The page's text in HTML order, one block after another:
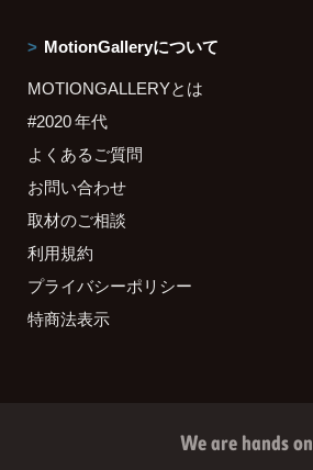
MotionGalleryについて
MOTIONGALLERYとは
#2020 年代
よくあるご質問
お問い合わせ
取材のご相談
利用規約
プライバシーポリシー
特商法表示
We are hands on